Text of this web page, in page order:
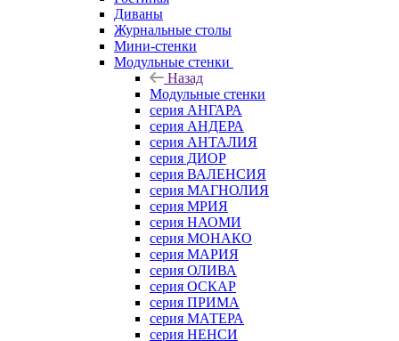
Диваны
Журнальные столы
Мини-стенки
Модульные стенки
Назад
Модульные стенки
серия АНГАРА
серия АНДЕРА
серия АНТАЛИЯ
серия ДИОР
серия ВАЛЕНСИЯ
серия МАГНОЛИЯ
серия МРИЯ
серия НАОМИ
серия МОНАКО
серия МАРИЯ
серия ОЛИВА
серия ОСКАР
серия ПРИМА
серия МАТЕРА
серия НЕНСИ